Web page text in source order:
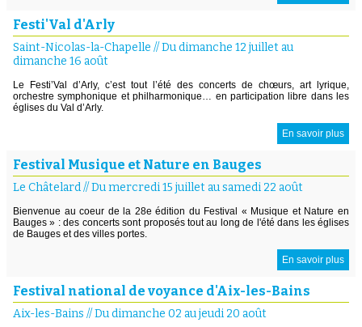
Festi'Val d'Arly
Saint-Nicolas-la-Chapelle //Du dimanche 12 juillet au
dimanche 16 août
Le Festi’Val d’Arly, c’est tout l’été des concerts de chœurs, art lyrique,
orchestre symphonique et philharmonique… en participation libre dans les
églises du Val d’Arly.
En savoir plus
Festival Musique et Nature en Bauges
Le Châtelard//Du mercredi 15 juillet au samedi 22 août
Bienvenue au coeur de la 28e édition du Festival « Musique et Nature en
Bauges » : des concerts sont proposés tout au long de l'été dans les églises
de Bauges et des villes portes.
En savoir plus
Festival national de voyance d'Aix-les-Bains
Aix-les-Bains //Du dimanche 02 au jeudi 20 août